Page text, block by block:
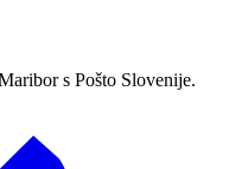
s Pošto Slovenije.